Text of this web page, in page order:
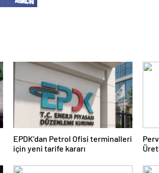
EPDK’dan Petrol Ofisi terminalleri
için yeni tarife kararı